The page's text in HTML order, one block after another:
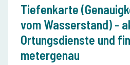
Tiefenkarte
vom Wasserstand) -
Ortungsdienste und
metergenau